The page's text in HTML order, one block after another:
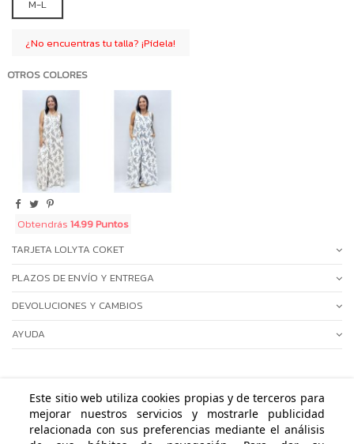
M-L
¿No encuentras tu talla? ¡Pídela!
OTROS COLORES
Obtendrás 14.99 Puntos
TARJETA LOLYTA COKET
PLAZOS DE ENVÍO Y ENTREGA
DEVOLUCIONES Y CAMBIOS
AYUDA
ÁREA PERSONAL
Este sitio web utiliza cookies propias y de terceros para
mejorar nuestros servicios y mostrarle publicidad
relacionada con sus preferencias mediante el análisis